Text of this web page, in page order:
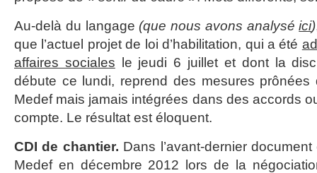
Au-delà du langage (que nous avons analyséici)
que l’actuel projet de loi d’habilitation, qui a été
affaires sociales le jeudi 6 juillet et dont la
débute ce lundi, reprend des mesures prônées
Medef mais jamais intégrées dans des accords
compte. Le résultat est éloquent.
CDI de chantier. Dans l’avant-dernier
Medef en décembre 2012 lors de la